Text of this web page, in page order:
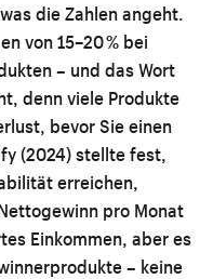
die Zahlen angeht.
von 15–20 % bei
– und das Wort
denn viele Produkte
bevor Sie einen
(2024) stellte fest,
erreichen,
pro Monat
Einkommen, aber es
– keine